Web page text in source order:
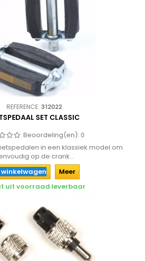
REFERENCE: 312022
SET CLASSIC
Beoordeling(en): 0
in een klassiek model om
op de crank...
winkelwagen
Meer
uit voorraad leverbaar